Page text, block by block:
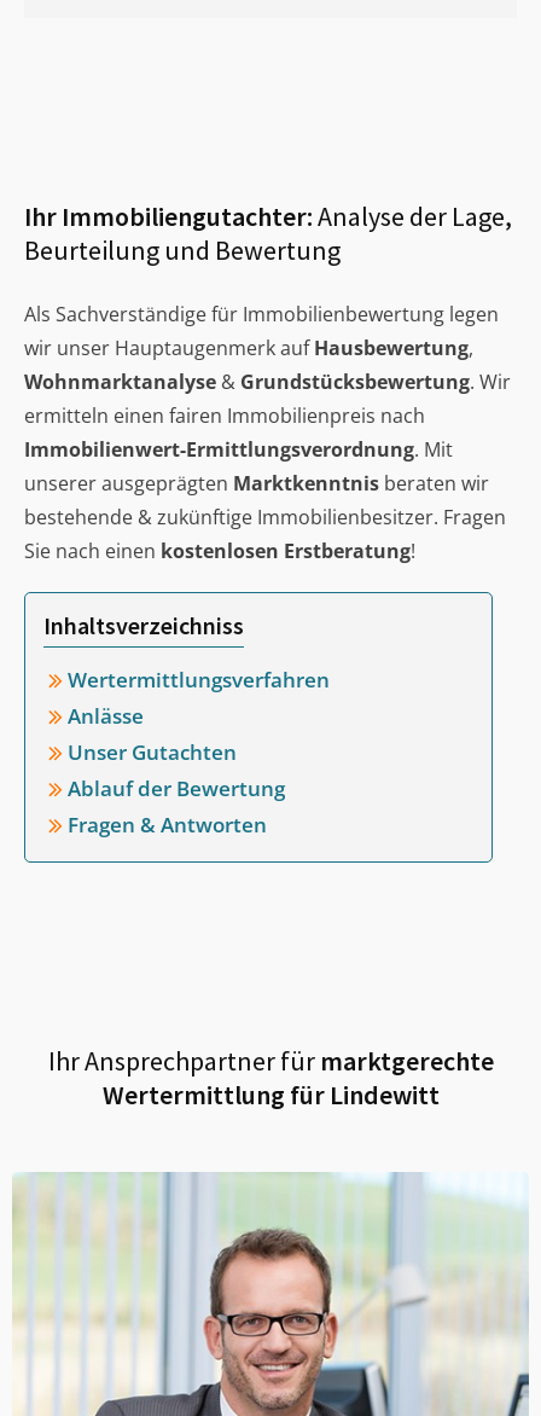
Ihr Immobiliengutachter:Analyse der Lage,
Beurteilung und Bewertung
Als Sachverständige für Immobilienbewertung legen
wir unser Hauptaugenmerk aufHausbewertung,
Wohnmarktanalyse & Grundstücksbewertung. Wir
ermitteln einen fairen Immobilienpreis nach
Immobilienwert-Ermittlungsverordnung. Mit
unserer ausgeprägten Marktkenntnis beraten wir
bestehende & zukünftige Immobilienbesitzer. Fragen
Sie nach einen kostenlosen Erstberatung!
Inhaltsverzeichniss
Wertermittlungsverfahren
Anlässe
Unser Gutachten
Ablauf der Bewertung
Fragen & Antworten
Ihr Ansprechpartner fürmarktgerechte
Wertermittlung für Lindewitt